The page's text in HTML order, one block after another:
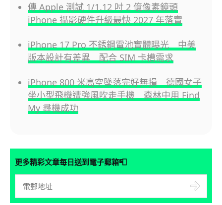
傳 Apple 測試 1/1.12 吋 2 億像素鏡頭
iPhone 攝影硬件升級最快 2027 年落實
iPhone 17 Pro 不銹鋼電池實體曝光 中美
版本設計有差異 配合 SIM 卡槽需求
iPhone 800 米高空墜落完好無損 德國女子
坐小型飛機遭強風吹走手機 森林中用 Find
My 尋機成功
更多精彩文章每日送到電子郵箱📮